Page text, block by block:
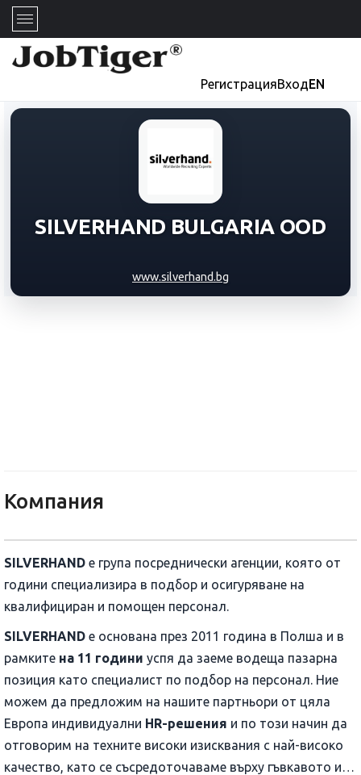
РегистрацияВходEN
SILVERHAND BULGARIA OOD
www.silverhand.bg
Компания
SILVERHAND е група посреднически агенции, която от
години специализира в подбор и осигуряване на
квалифициран и помощен персонал.
SILVERHAND е основана през 2011 година в Полша и в
рамките на 11 години успя да заеме водеща пазарна
позиция като специалист по подбор на персонал. Ние
можем да предложим на нашите партньори от цяла
Европа индивидуални HR-решения и по този начин да
отговорим на техните високи изисквания с най-високо
качество, като се съсредоточаваме върху гъвкавото и